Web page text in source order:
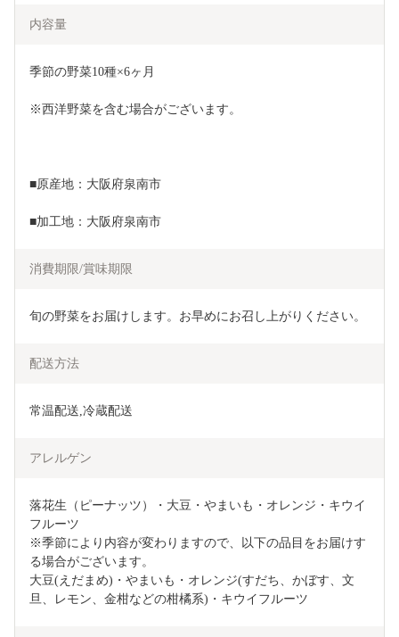
内容量
季節の野菜10種×6ヶ月
※西洋野菜を含む場合がございます。
■原産地：大阪府泉南市
■加工地：大阪府泉南市
消費期限/賞味期限
旬の野菜をお届けします。お早めにお召し上がりください。
配送方法
常温配送,冷蔵配送
アレルゲン
落花生（ピーナッツ）・大豆・やまいも・オレンジ・キウイ
フルーツ
※季節により内容が変わりますので、以下の品目をお届けす
る場合がございます。
大豆(えだまめ)・やまいも・オレンジ(すだち、かぼす、文
旦、レモン、金柑などの柑橘系)・キウイフルーツ